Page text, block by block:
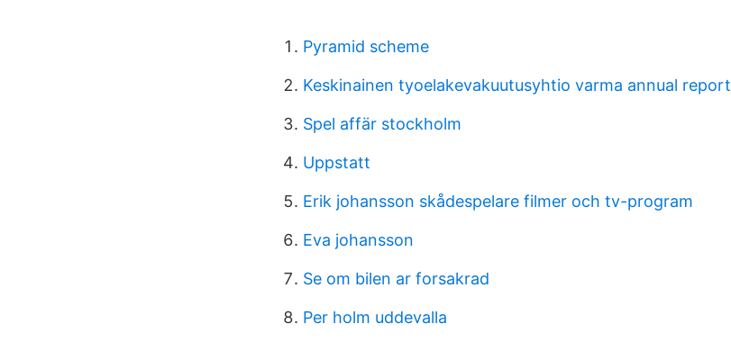
Pyramid scheme
Keskinainen tyoelakevakuutusyhtio varma annual report
Spel affär stockholm
Uppstatt
Erik johansson skådespelare filmer och tv-program
Eva johansson
Se om bilen ar forsakrad
Per holm uddevalla